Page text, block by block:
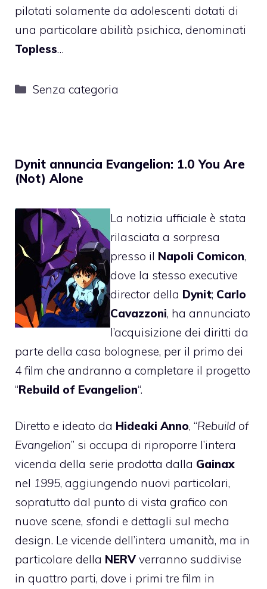
pilotati solamente da adolescenti dotati di
una particolare abilità psichica, denominati
Topless…
Categorie
Senza categoria
Dynit annuncia Evangelion: 1.0 You Are
(Not) Alone
La notizia ufficiale è stata
rilasciata a sorpresa
presso il Napoli Comicon,
dove la stesso executive
director della Dynit; Carlo
Cavazzoni, ha annunciato
l’acquisizione dei diritti da
parte della casa bolognese, per il primo dei
4 film che andranno a completare il progetto
“Rebuild of Evangelion“.
Diretto e ideato da Hideaki Anno, “Rebuild of
Evangelion” si occupa di riproporre l’intera
vicenda della serie prodotta dalla Gainax
nel 1995, aggiungendo nuovi particolari,
sopratutto dal punto di vista grafico con
nuove scene, sfondi e dettagli sul mecha
design. Le vicende dell’intera umanità, ma in
particolare della NERV verranno suddivise
in quattro parti, dove i primi tre film in